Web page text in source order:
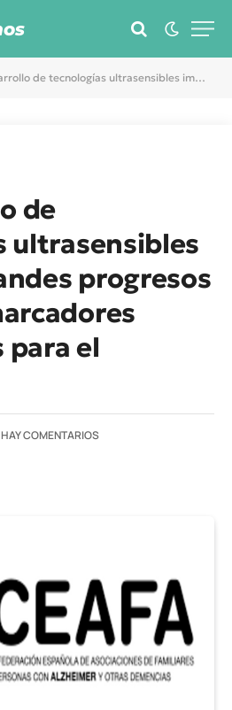
ultrasensibles impulsa grandes progresos en los biomarcadores sanguíneos para el Alzheimer
de
ultrasensibles
progresos
para el
COMENTARIOS